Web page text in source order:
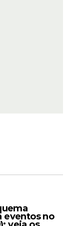
Lyra
eventos no